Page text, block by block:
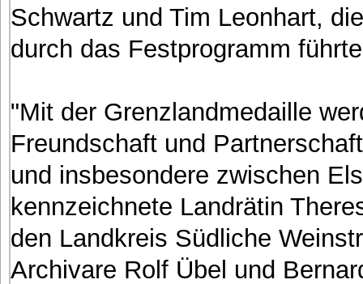
Schwartz und Tim Leonhart,
durch das Festprogramm
"Mit der Grenzlandmedaille
Freundschaft und
und insbesondere zwischen
kennzeichnete Landrätin
den Landkreis Südliche
Archivare Rolf Übel und